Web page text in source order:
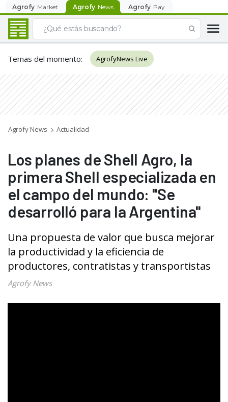
Agrofy Market Agrofy News Agrofy Pay
Temas del momento: AgrofyNews Live
Agrofy News Actualidad
Los planes de Shell Agro, la
primera Shell especializada en
el campo del mundo: "Se
desarrolló para la Argentina"
Una propuesta de valor que busca mejorar
la productividad y la eficiencia de
productores, contratistas y transportistas
Agrofy News